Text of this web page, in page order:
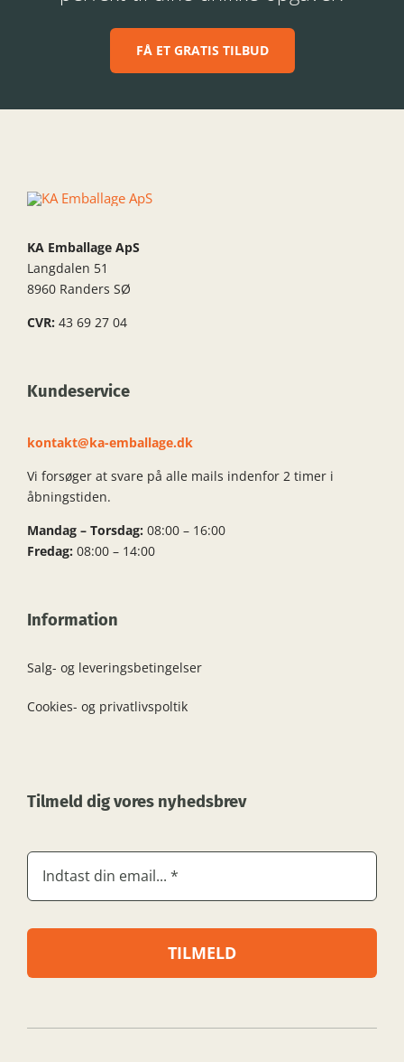
FÅ ET GRATIS TILBUD
KA Emballage ApS
Langdalen 51
8960 Randers SØ
CVR: 43 69 27 04
Kundeservice
kontakt@ka-emballage.dk
Vi forsøger at svare på alle mails indenfor 2 timer i
åbningstiden.
Mandag – Torsdag: 08:00 – 16:00
Fredag: 08:00 – 14:00
Information
Salg- og leveringsbetingelser
Cookies- og privatlivspoltik
Tilmeld dig vores nyhedsbrev
TILMELD